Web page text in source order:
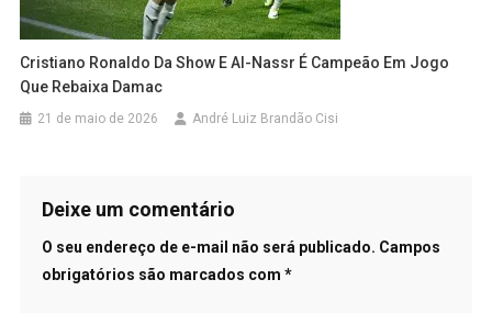
Cristiano Ronaldo Da Show E Al-Nassr É Campeão Em Jogo
Que Rebaixa Damac
21 de maio de 2026 André Luiz Brandão Cisi
Deixe um comentário
O seu endereço de e-mail não será publicado. Campos
obrigatórios são marcados com *